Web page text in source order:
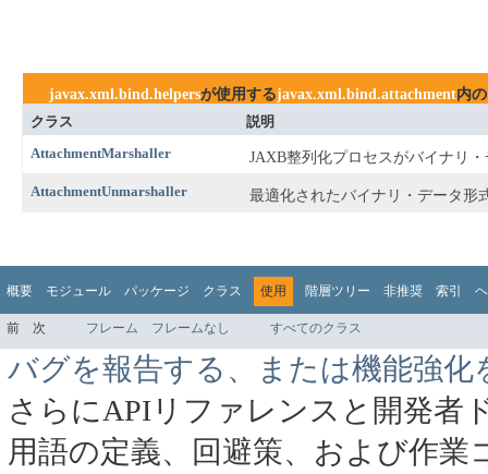
javax.xml.bind.helpersが使用するjavax.xml.bind.attachment内
クラス
説明
AttachmentMarshaller
JAXB整列化プロセスがバイナリ
AttachmentUnmarshaller 最適化されたバイナリ・データ形
概要 モジュール パッケージ クラス 使用 階層ツリー 非推奨 索引
前 次 フレーム フレームなし すべてのクラス
バグを報告する、または機能強化
さらにAPIリファレンスと開発者
用語の定義、回避策、および作